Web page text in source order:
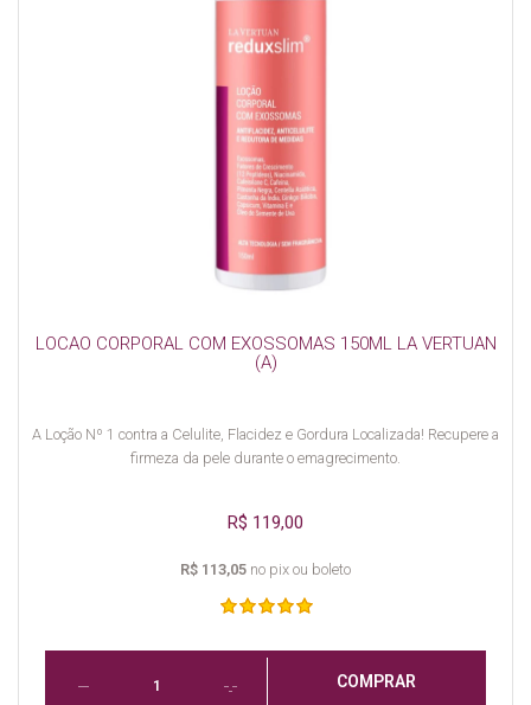
LOCAO CORPORAL COM EXOSSOMAS 150ML LA VERTUAN
(A)
A Loção Nº 1 contra a Celulite, Flacidez e Gordura Localizada! Recupere a
firmeza da pele durante o emagrecimento.
R$ 119,00
R$ 113,05 no pix ou boleto
COMPRAR